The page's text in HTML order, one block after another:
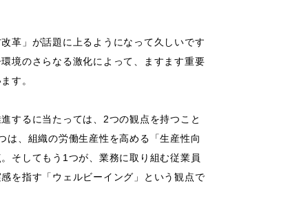
革」が話題に上るようになって久しいです
境のさらなる激化によって、ますます重要
す。
するに当たっては、2つの観点を持つこと
は、組織の労働生産性を高める「生産性向
。そしてもう1つが、業務に取り組む従業員
を指す「ウェルビーイング」という観点で